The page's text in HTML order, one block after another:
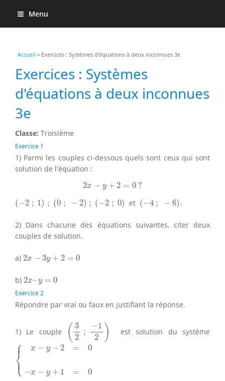
Menu
Vous êtes ici
Accueil » Exercices : Systèmes d'équations à deux inconnues 3e
Exercices : Systèmes
d'équations à deux inconnues
3e
Classe: Troisième
Exercice 1
1) Parmi les couples ci-dessous quels sont ceux qui sont
solution de l'équation :
2x − y + 2 = 0 ?
2 −y + 2= ?
(−2 ; 1) ; (0 ; − 2) ; (−2 ; 0)
(− 2; ); − −2 ) et (−4 ; − 6).
(− 4;
2) Dans chacune des équations suivantes, citer deux
couples de solution.
a) 2x − 3y + 2 = 0
2x y+ 2 =0
b) 2x–y = 0
2x y=
Exercice 2
Répondre par vrai ou faux en justifiant la réponse.
1) Le couple ( 3
2
;
−1
2
)
3 2 2)
est solution du système
⎧
⎪
⎨
⎪
⎩
x − y − 2 = 0
−x − y + 1 = 0
x y− =0 x− y+1 0